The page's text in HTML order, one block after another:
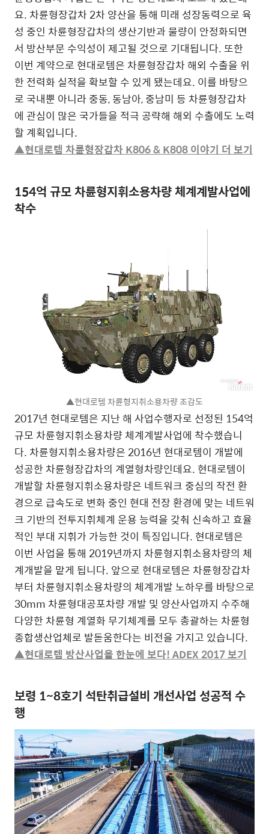
요. 차륜형장갑차 2차 양산을 통해 미래 성장동력으로 육
성 중인 차륜형장갑차의 생산기반과 물량이 안정화되면
서 방산부문 수익성이 제고될 것으로 기대됩니다. 또한
이번 계약으로 현대로템은 차륜형장갑차 해외 수출을 위
한 전력화 실적을 확보할 수 있게 됐는데요. 이를 바탕으
로 국내뿐 아니라 중동, 동남아, 중남미 등 차륜형장갑차
에 관심이 많은 국가들을 적극 공략해 해외 수출에도 노력
할 계획입니다.
▲현대로템 차륜형장갑차 K806 & K808 이야기 더 보기
154억 규모 차륜형지휘소용차량 체계계발사업에
착수
▲현대로템 차륜형지취소용차량 조감도
2017년 현대로템은 지난 해 사업수행자로 선정된 154억
규모 차륜형지휘소용차량 체계계발사업에 착수했습니
다. 차륜형지휘소용차량은 2016년 현대로템이 개발에
성공한 차륜형장갑차의 계열형차량인데요. 현대로템이
개발할 차륜형지휘소용차량은 네트워크 중심의 작전 환
경으로 급속도로 변화 중인 현대 전장 환경에 맞는 네트워
크 기반의 전투지휘체계 운용 능력을 갖춰 신속하고 효율
적인 부대 지휘가 가능한 것이 특징입니다. 현대로템은
이번 사업을 통해 2019년까지 차륜형지휘소용차량의 체
계개발을 맡게 됩니다. 앞으로 현대로템은 차륜형장갑차
부터 차륜형지휘소용차량의 체계개발 노하우를 바탕으로
30mm 차륜형대공포차량 개발 및 양산사업까지 수주해
다양한 차륜형 계열화 무기체계를 모두 총괄하는 차륜형
종합생산업체로 발돋움한다는 비전을 가지고 있습니다.
▲현대로템 방산사업을 한눈에 보다! ADEX 2017 보기
보령 1~8호기 석탄취급설비 개선사업 성공적 수
행